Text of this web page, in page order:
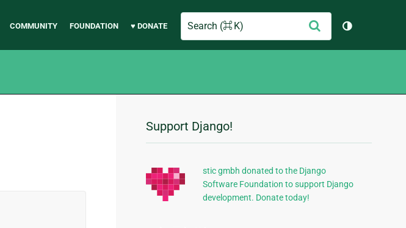
COMMUNITY FOUNDATION ♥ DONATE
Search
信
テーマを切
追
加
的
な
Support Django!
stic gmbh donated to the Django
Software Foundation to support Django
development. Donate today!